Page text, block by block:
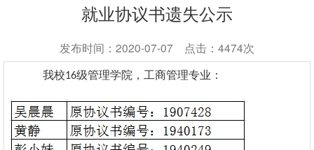
就业协议书遗失公示
发布时间：2020-07-07 点击：4474次
我校16级管理学院， 工商管理专业：